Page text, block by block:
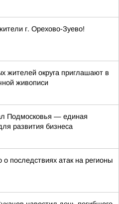
г. Орехово-Зуево!
жителей округа приглашают в
живописи
Подмосковья — единая
развития бизнеса
о последствиях атак на регионы